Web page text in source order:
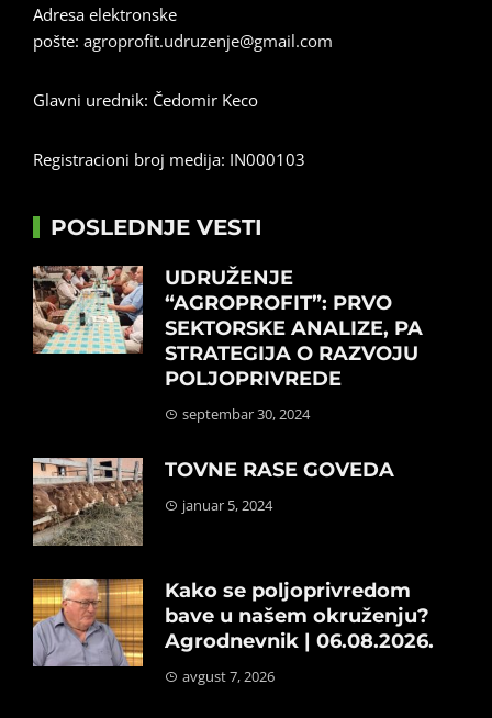
Adresa elektronske
pošte: agroprofit.udruzenje@gmail.com
Glavni urednik: Čedomir Keco
Registracioni broj medija: IN000103
POSLEDNJE VESTI
UDRUŽENJE
“AGROPROFIT”: PRVO
SEKTORSKE ANALIZE, PA
STRATEGIJA O RAZVOJU
POLJOPRIVREDE
septembar 30, 2024
TOVNE RASE GOVEDA
januar 5, 2024
Kako se poljoprivredom
bave u našem okruženju?
Agrodnevnik | 06.08.2026.
avgust 7, 2026